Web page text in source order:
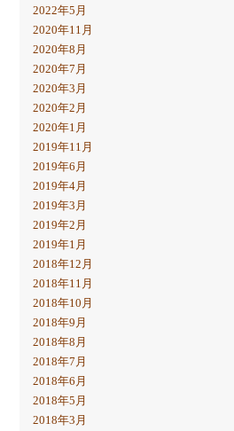
2022年5月
2020年11月
2020年8月
2020年7月
2020年3月
2020年2月
2020年1月
2019年11月
2019年6月
2019年4月
2019年3月
2019年2月
2019年1月
2018年12月
2018年11月
2018年10月
2018年9月
2018年8月
2018年7月
2018年6月
2018年5月
2018年3月